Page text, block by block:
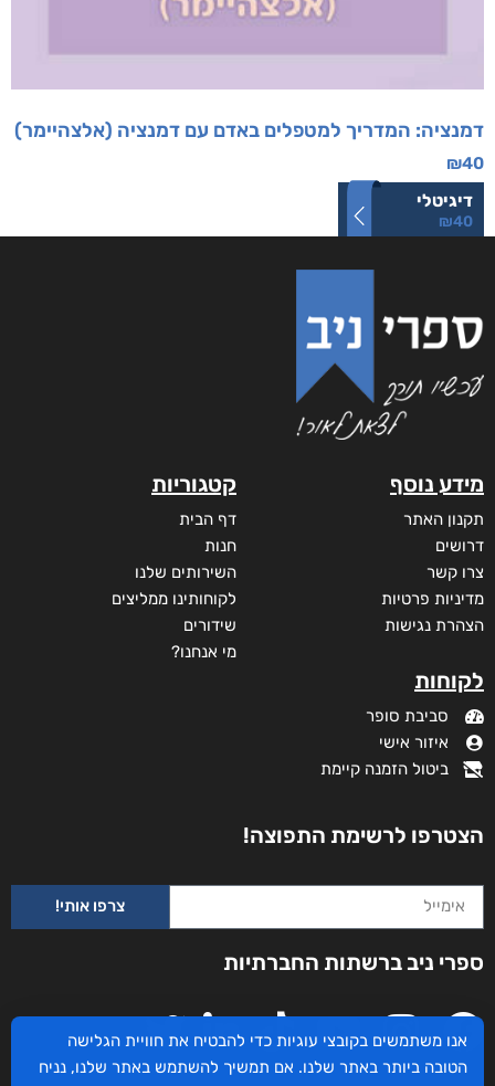
דמנציה: המדריך למטפלים באדם עם דמנציה (אלצהיימר)
₪40
דיגיטלי
₪40
מידע נוסף
תקנון האתר
דרושים
צרו קשר
מדיניות פרטיות
הצהרת נגישות
לקוחות
סביבת סופר
איזור אישי
ביטול הזמנה קיימת
קטגוריות
דף הבית
חנות
השירותים שלנו
לקוחותינו ממליצים
שידורים
מי אנחנו?
הצטרפו לרשימת התפוצה!
צרפו אותי!
ספרי ניב ברשתות החברתיות
אנו משתמשים בקובצי עוגיות כדי להבטיח את חוויית הגלישה
הטובה ביותר באתר שלנו. אם תמשיך להשתמש באתר שלנו, נניח